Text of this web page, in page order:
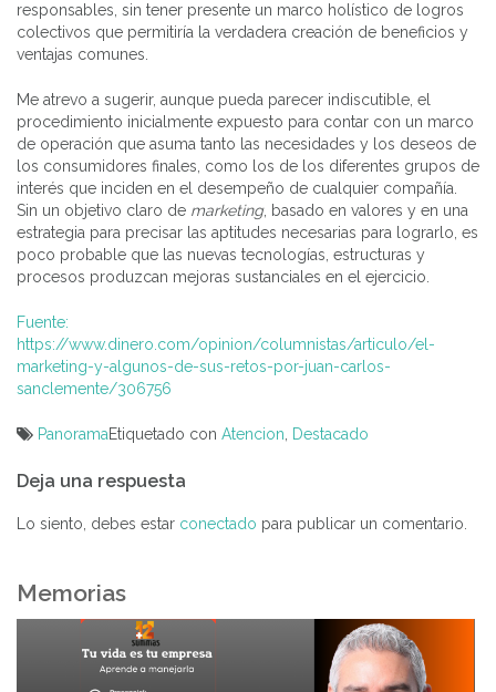
responsables, sin tener presente un marco holístico de logros
colectivos que permitiría la verdadera creación de beneficios y
ventajas comunes.
Me atrevo a sugerir, aunque pueda parecer indiscutible, el
procedimiento inicialmente expuesto para contar con un marco
de operación que asuma tanto las necesidades y los deseos de
los consumidores finales, como los de los diferentes grupos de
interés que inciden en el desempeño de cualquier compañía.
Sin un objetivo claro de marketing, basado en valores y en una
estrategia para precisar las aptitudes necesarias para lograrlo, es
poco probable que las nuevas tecnologías, estructuras y
procesos produzcan mejoras sustanciales en el ejercicio.
Fuente:
https://www.dinero.com/opinion/columnistas/articulo/el-
marketing-y-algunos-de-sus-retos-por-juan-carlos-
sanclemente/306756
PanoramaEtiquetado con Atencion, Destacado
de
entradas
Deja una respuesta
Lo siento, debes estar conectado para publicar un comentario.
Memorias